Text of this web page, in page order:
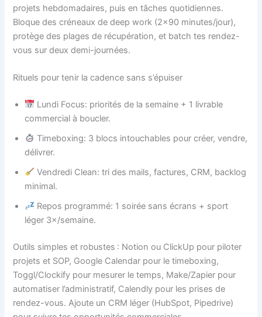
projets hebdomadaires, puis en tâches quotidiennes.
Bloque des créneaux de deep work (2×90 minutes/jour),
protège des plages de récupération, et batch tes rendez-
vous sur deux demi-journées.
Rituels pour tenir la cadence sans s’épuiser
Lundi Focus: priorités de la semaine + 1 livrable
commercial à boucler.
Timeboxing: 3 blocs intouchables pour créer, vendre,
délivrer.
Vendredi Clean: tri des mails, factures, CRM, backlog
minimal.
Repos programmé: 1 soirée sans écrans + sport
léger 3×/semaine.
Outils simples et robustes : Notion ou ClickUp pour piloter
projets et SOP, Google Calendar pour le timeboxing,
Toggl/Clockify pour mesurer le temps, Make/Zapier pour
automatiser l’administratif, Calendly pour les prises de
rendez-vous. Ajoute un CRM léger (HubSpot, Pipedrive)